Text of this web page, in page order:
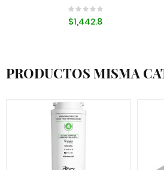
$1,442.8
PRODUCTOS MISMA